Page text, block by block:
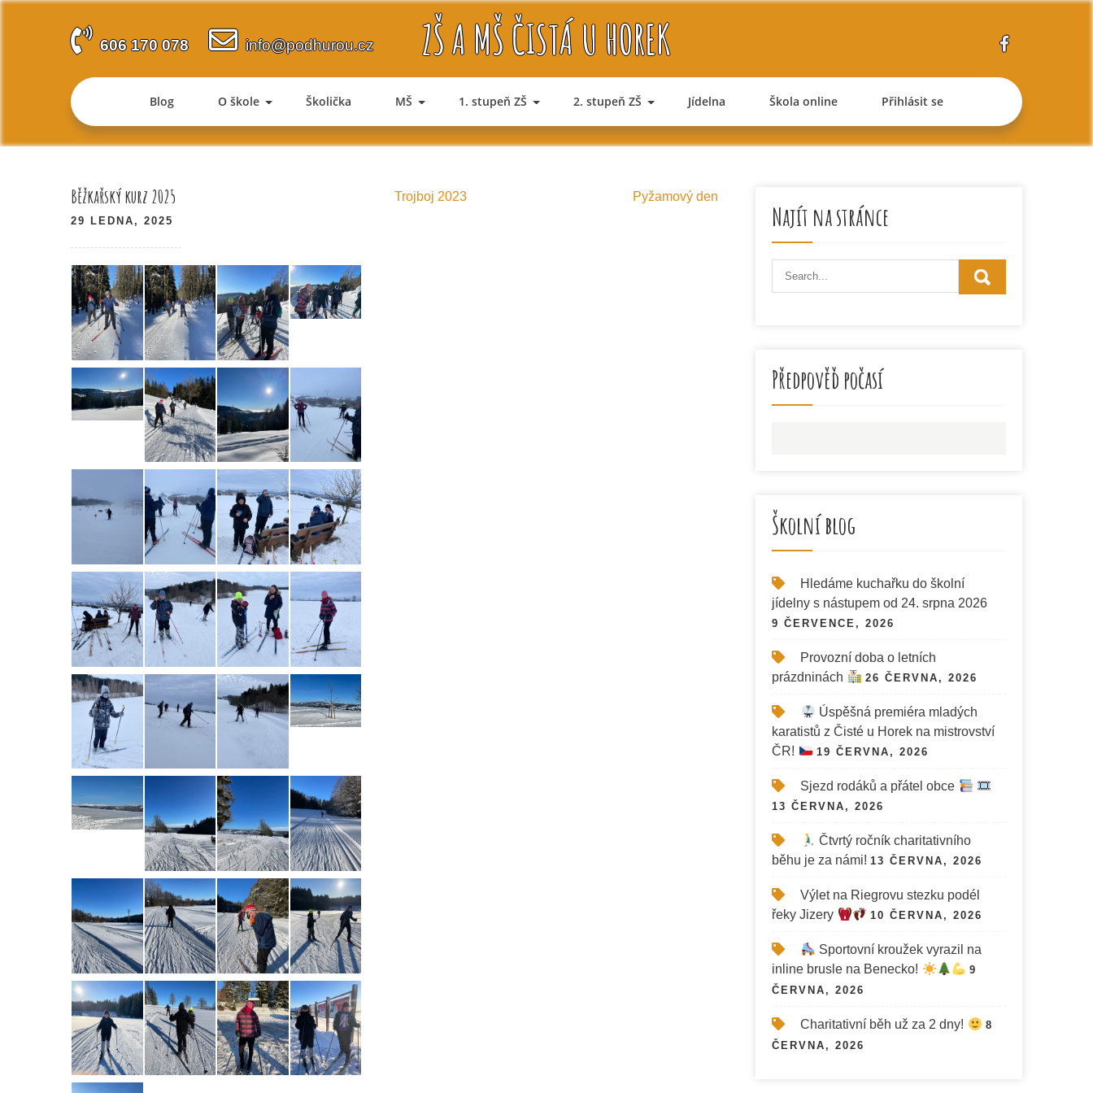
Skip
606 170 078 info@podhurou.cz ZŠ A MŠ ČISTÁ U HOREK
Blog O škole Školička MŠ 1. stupeň ZŠ 2. stupeň ZŠ Jídelna Škola online Přihlásit se
Běžkařský kurz 2025
29 LEDNA, 2025
Navigace
pro
Trojboj 2023 Pyžamový den
Najít na stránce
Předpověď počasí
Školní blog
Hledáme kuchařku do školní
jídelny s nástupem od 24. srpna 2026
9 ČERVENCE, 2026
Provozní doba o letních
prázdninách
26 ČERVNA, 2026
Úspěšná premiéra mladých
karatistů z Čisté u Horek na mistrovství
ČR!
19 ČERVNA, 2026
Sjezd rodáků a přátel obce
13 ČERVNA, 2026
Čtvrtý ročník charitativního
běhu je za námi! 13 ČERVNA, 2026
Výlet na Riegrovu stezku podél
řeky Jizery
10 ČERVNA, 2026
Sportovní kroužek vyrazil na
inline brusle na Benecko!
9
ČERVNA, 2026
Charitativní běh už za 2 dny!
8
ČERVNA, 2026